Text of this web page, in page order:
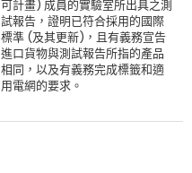
可計畫) 成員的實驗室所出具之測
試報告，證明已符合採用的國際
標準 (及其更新)，且有義務宣告
進口貨物與測試報告所指的產品
相同，以及有義務完成標籤和適
用電網的要求。